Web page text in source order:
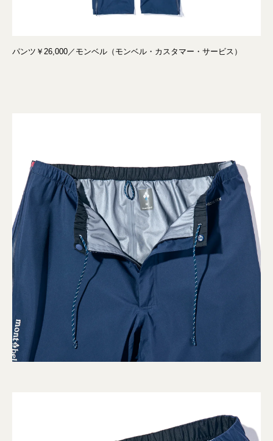
パンツ￥26,000／モンベル（モンベル・カスタマー・サービス）